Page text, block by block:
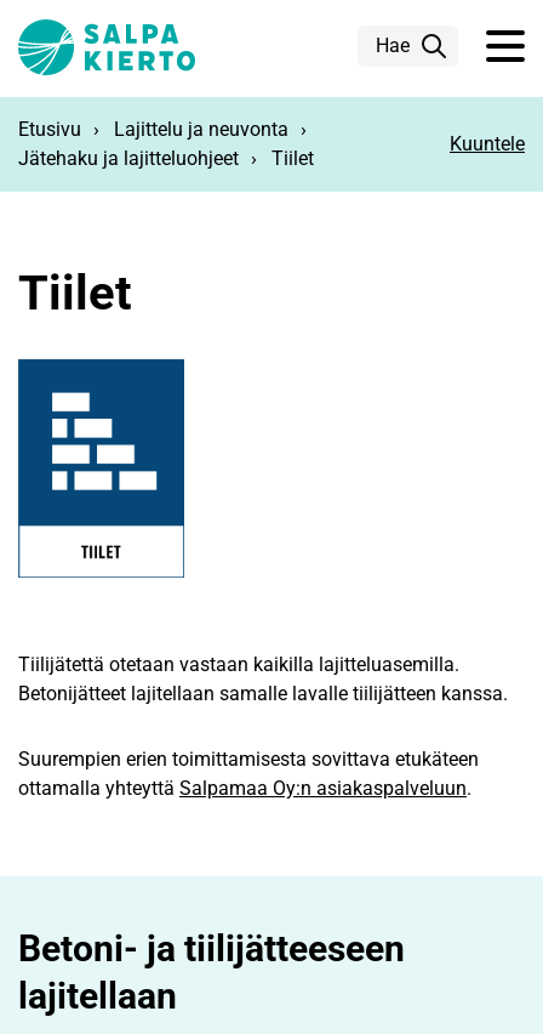
Hae
Etusivu
Lajittelu ja neuvonta
Jätehaku ja lajitteluohjeet
Tiilet
Kuuntele
Tiilet
Tiilijätettä otetaan vastaan kaikilla lajitteluasemilla.
Betonijätteet lajitellaan samalle lavalle tiilijätteen kanssa.
Suurempien erien toimittamisesta sovittava etukäteen
ottamalla yhteyttä Salpamaa Oy:n asiakaspalveluun.
Betoni- ja tiilijätteeseen
lajitellaan